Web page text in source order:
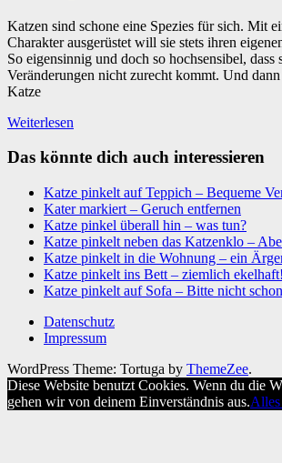
Katzen sind schone eine Spezies für sich. Mit
Charakter ausgerüstet will sie stets ihren
So eigensinnig und doch so hochsensibel, dass
Veränderungen nicht zurecht kommt. Und
Katze
Weiterlesen
Das könnte dich auch interessieren
Katze pinkelt auf Teppich – Bequeme
Kater markiert – Geruch entfernen
Katze pinkel überall hin – was tun?
Katze pinkelt neben das Katzenklo –
Katze pinkelt in die Wohnung – ein
Katze pinkelt ins Bett – ziemlich ekelhaft!
Katze pinkelt auf Sofa – Bitte nicht
Datenschutz
Impressum
WordPress Theme: Tortuga by ThemeZee.
Diese Website benutzt Cookies. Wenn du die
gehen wir von deinem Einverständnis aus.